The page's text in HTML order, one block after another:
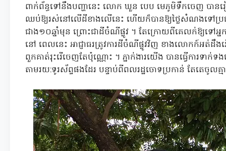
ពាក់ព័ន្ធទៅនឹងបញ្ហានេះ លោក ឃួន បេប មេភូមិទឹកចេញ បានរ
ឈប់ឱ្យរស់នៅលើដីខាងលើនេះ ហើយក៏បានឱ្យថ្លៃសំណងទៅប្រ
ជាង១០ឆ្នាំមុន ព្រោះជាដីចំណីផ្លូវ ។ តែក្រោយពីគេលក់ឱ្យទៅ
នៅ ពេលនេះ អាជ្ញាធរត្រូវការដីចំណីផ្លូវវិញ ខាងលោកក៍អត់ដឹងរ
ពួកគាត់រុះរើចេញតែប៉ុណ្ណោះ ។ ភ្នាក់ងារយើង បានធ្វើការទ
តាមរយ:ទូរស័ព្ទផងដែរ បន្ទាប់ពីពលរដ្ឋចោទប្រកាន់ តែតេចូ